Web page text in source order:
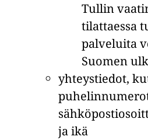
Tullin
tilattaessa
palveluita
Suomen
yhteystiedot,
ja ikä